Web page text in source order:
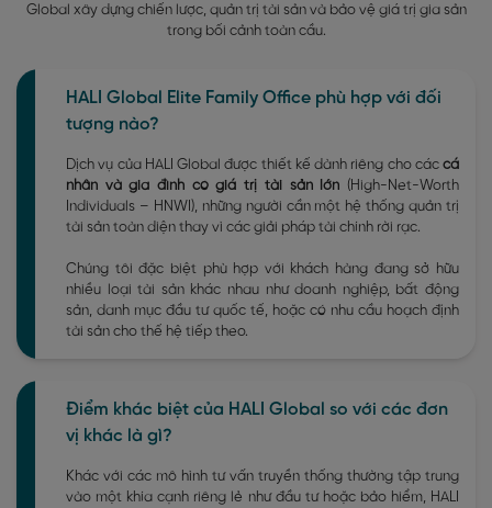
Global xây dựng chiến lược, quản trị tài sản và bảo vệ giá trị gia sản
trong bối cảnh toàn cầu.
HALI Global Elite Family Office phù hợp với đối
tượng nào?
Dịch vụ của HALI Global được thiết kế dành riêng cho cáccá
nhân và gia đình có giá trị tài sản lớn (High-Net-Worth
Individuals – HNWI), những người cần một hệ thống quản trị
tài sản toàn diện thay vì các giải pháp tài chính rời rạc.
Chúng tôi đặc biệt phù hợp với khách hàng đang sở hữu
nhiều loại tài sản khác nhau như doanh nghiệp, bất động
sản, danh mục đầu tư quốc tế, hoặc có nhu cầu hoạch định
tài sản cho thế hệ tiếp theo.
Điểm khác biệt của HALI Global so với các đơn
vị khác là gì?
Khác với các mô hình tư vấn truyền thống thường tập trung
vào một khía cạnh riêng lẻ như đầu tư hoặc bảo hiểm, HALI